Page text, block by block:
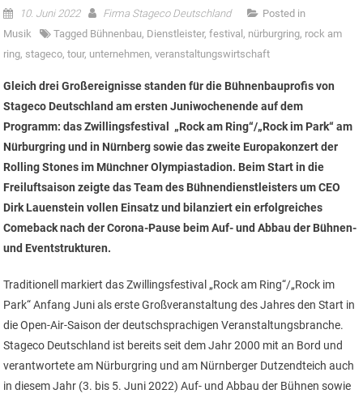
10. Juni 2022 Firma Stageco Deutschland
Posted in
Musik
Tagged Bühnenbau, Dienstleister,festival , nürburgring, rock am
ring, stageco,tour, unternehmen,veranstaltungswirtschaft
Gleich drei Großereignisse standen für die Bühnenbauprofis von
Stageco Deutschland am ersten Juniwochenende auf dem
Programm: das Zwillingsfestival „Rock am Ring“/„Rock im Park“ am
Nürburgring und in Nürnberg sowie das zweite Europakonzert der
Rolling Stones im Münchner Olympiastadion. Beim Start in die
Freiluftsaison zeigte das Team des Bühnendienstleisters um CEO
Dirk Lauenstein vollen Einsatz und bilanziert ein erfolgreiches
Comeback nach der Corona-Pause beim Auf- und Abbau der Bühnen-
und Eventstrukturen.
Traditionell markiert das Zwillingsfestival „Rock am Ring“/„Rock im
Park“ Anfang Juni als erste Großveranstaltung des Jahres den Start in
die Open-Air-Saison der deutschsprachigen Veranstaltungsbranche.
Stageco Deutschland ist bereits seit dem Jahr 2000 mit an Bord und
verantwortete am Nürburgring und am Nürnberger Dutzendteich auch
in diesem Jahr (3. bis 5. Juni 2022) Auf- und Abbau der Bühnen sowie